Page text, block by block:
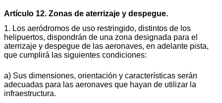
Artículo 12. Zonas de aterrizaje y despegue.
1. Los aeródromos de uso restringido, distintos de los
helipuertos, dispondrán de una zona designada para el
aterrizaje y despegue de las aeronaves, en adelante pista,
que cumplirá las siguientes condiciones:
a) Sus dimensiones, orientación y características serán
adecuadas para las aeronaves que hayan de utilizar la
infraestructura.